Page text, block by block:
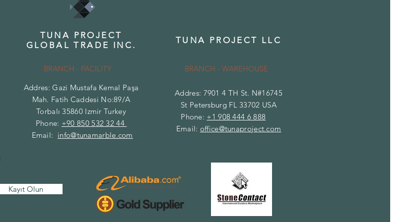
TUNA PROJECT
GLOBAL TRADE INC.
TUNA PROJECT LLC
BRANCH - FACILITY
BRANCH - WAREHOUSE
Addres: Gazi Mustafa Kemal Paşa
Mah. Fatih Caddesi No:89/A
Torbalı 35860 Izmir Turkey
Phone: +90 850 532 32 44
Email: info@tunamarble.com
Addres: 7901 4 TH St. N#16745
St Petersburg FL 33702 USA
Phone: +1 908 444 6 888
Email: office@tunaproject.com
Kayıt Olun